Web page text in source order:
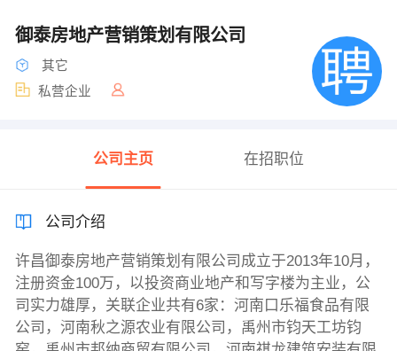
御泰房地产营销策划有限公司
其它
私营企业
公司主页 在招职位
公司介绍
许昌御泰房地产营销策划有限公司成立于2013年10月，
注册资金100万，以投资商业地产和写字楼为主业，公
司实力雄厚，关联企业共有6家：河南口乐福食品有限
公司，河南秋之源农业有限公司，禹州市钧天工坊钧